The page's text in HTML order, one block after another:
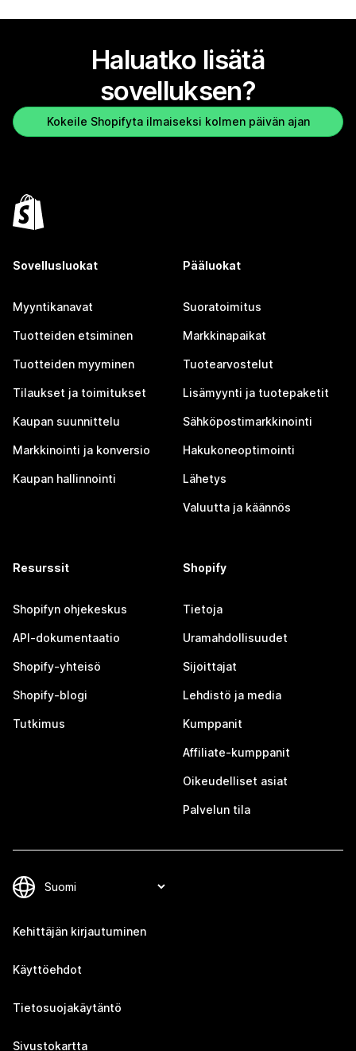
Haluatko lisätä
sovelluksen?
Kokeile Shopifyta ilmaiseksi kolmen päivän ajan
Sovellusluokat
Myyntikanavat
Tuotteiden etsiminen
Tuotteiden myyminen
Tilaukset ja toimitukset
Kaupan suunnittelu
Markkinointi ja konversio
Kaupan hallinnointi
Pääluokat
Suoratoimitus
Markkinapaikat
Tuotearvostelut
Lisämyynti ja tuotepaketit
Sähköpostimarkkinointi
Hakukoneoptimointi
Lähetys
Valuutta ja käännös
Resurssit
Shopifyn ohjekeskus
API-dokumentaatio
Shopify-yhteisö
Shopify-blogi
Tutkimus
Shopify
Tietoja
Uramahdollisuudet
Sijoittajat
Lehdistö ja media
Kumppanit
Affiliate-kumppanit
Oikeudelliset asiat
Palvelun tila
Kehittäjän kirjautuminen
Käyttöehdot
Tietosuojakäytäntö
Sivustokartta